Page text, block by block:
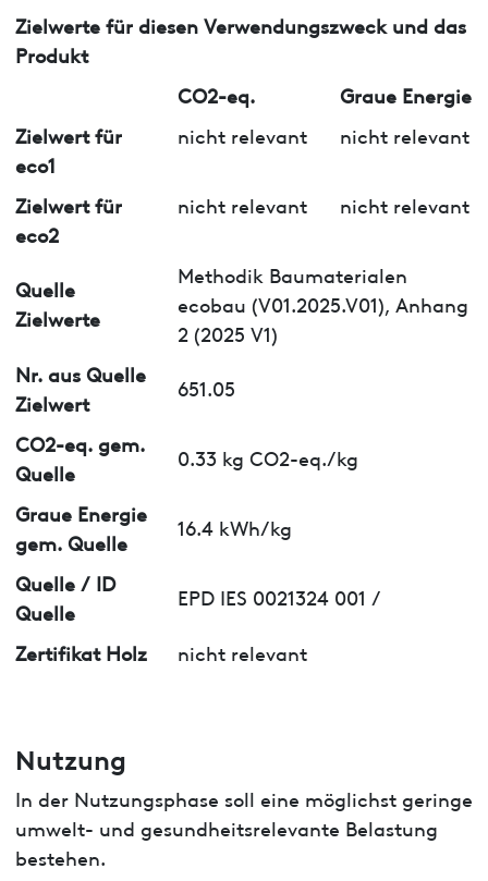
Zielwerte für diesen Verwendungszweck und das
Produkt
CO2-eq.
Graue Energie
Zielwert für
eco1
nicht relevant nicht relevant
Zielwert für
eco2
nicht relevant nicht relevant
Quelle
Zielwerte
Methodik Baumaterialen
ecobau (V01.2025.V01), Anhang
2 (2025 V1)
Nr. aus Quelle
Zielwert
651.05
CO2-eq. gem.
Quelle
0.33 kg CO2-eq./kg
Graue Energie
gem. Quelle
16.4 kWh/kg
Quelle / ID
Quelle
EPD IES 0021324 001 /
Zertifikat Holz nicht relevant
Nutzung
In der Nutzungsphase soll eine möglichst geringe
umwelt- und gesundheitsrelevante Belastung
bestehen.